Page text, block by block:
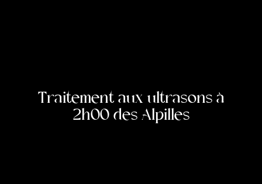
Traitement aux ultrasons à
2h00 des Alpilles